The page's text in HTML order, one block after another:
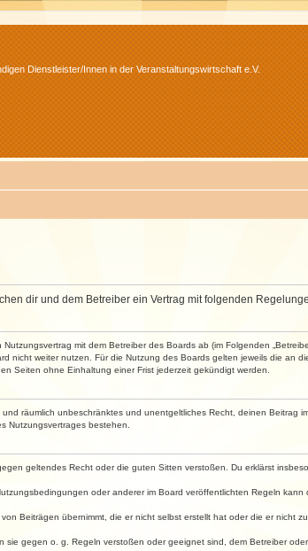
Dienstleister/Innen in der Veranstaltungswirtschaft e.V.
dir und dem Betreiber ein Vertrag mit folgenden
mit dem Betreiber des Boards ab (im Folgenden
nicht weiter nutzen. Für die Nutzung des Boards gelten jeweils die an
Seiten ohne Einhaltung einer Frist jederzeit gekündigt werden.
räumlich unbeschränktes und unentgeltliches Recht, deinen Beitrag
Nutzungsvertrages bestehen.
geltendes Recht oder die guten Sitten verstoßen. Du erklärst
oder anderer im Board veröffentlichten Regeln
Beiträgen übernimmt, die er nicht selbst erstellt hat oder die er nicht
gegen o. g. Regeln verstoßen oder geeignet sind, dem Betreiber